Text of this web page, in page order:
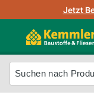
Jetzt
3D-
Kemmler-Partner
Ihr Fliesentyp
Fliesen-Kemmler
Highlight des
Gutjahr
Otto
Neu im
Mein Konto